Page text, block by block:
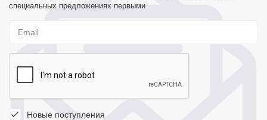
специальных предложениях первыми
Новые поступления